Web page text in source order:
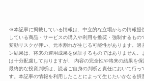
※本記事に掲載している情報は、中立的な立場からの情報提
している商品・サービスの購入や利用を推奨・強制するも
変動リスクが伴い、元本割れが生じる可能性があります。過
ン結果は、将来の運用成果を保証するものではありません。
は十分配慮しておりますが、 内容の完全性や将来の結果を保
最終的な投資判断は、読者ご自身の判断と責任において行っ
す。本記事の情報を利用したことによって生じたいかなる損